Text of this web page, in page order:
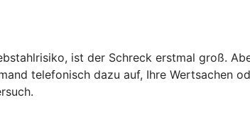
ist der Schreck erstmal groß.
telefonisch dazu auf, Ihre Wertsachen